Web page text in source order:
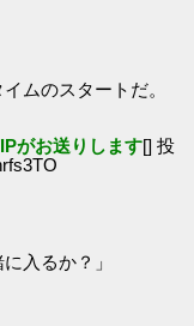
ムのスタートだ。
がお送りします[] 投
入るか？」